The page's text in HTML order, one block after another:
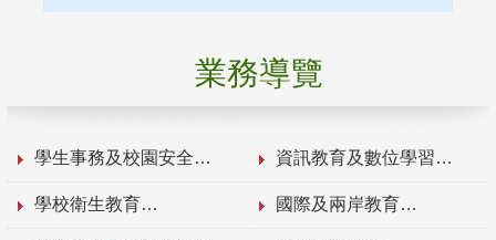
業務導覽
學生事務及校園安全 資訊教育及數位學習
學校衛生教育 國際及兩岸教育